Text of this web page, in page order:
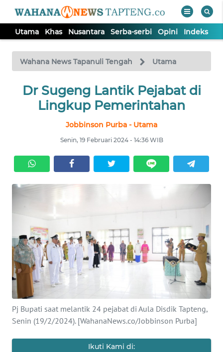
Utama Khas Nusantara Serba-serbi Opini Indeks
Wahana News Tapanuli Tengah Utama
Dr Sugeng Lantik Pejabat di
Lingkup Pemerintahan
Jobbinson Purba - Utama
Senin, 19 Februari 2024 - 14:36 WIB
Pj Bupati saat melantik 24 pejabat di Aula Disdik Tapteng,
Senin (19/2/2024). [WahanaNews.co/Jobbinson Purba]
Ikuti Kami di:
TV
Tutup
UTAMA
SERBA-
SERBI
OPINI
Informasi
INDEKS
BERITA
KONTAK
KAMI